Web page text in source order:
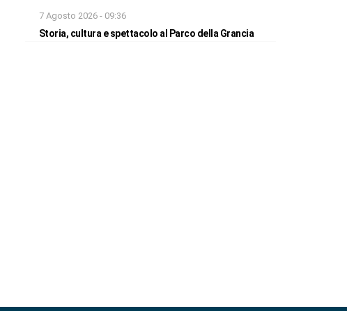
7 Agosto 2026 - 09:36
Storia, cultura e spettacolo al Parco della Grancia